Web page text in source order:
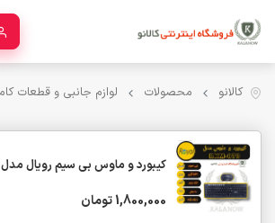
کالانو محصولات لوازم جانبی و قطعات
کیبورد و ماوس بی سیم رویال مدل RKM-870
1,800,000 تومان